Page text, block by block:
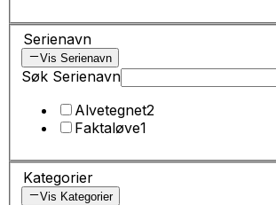
Serienavn
Vis Serienavn
Søk Serienavn
Alvetegnet2
Faktaløve1
Kategorier
Vis Kategorier